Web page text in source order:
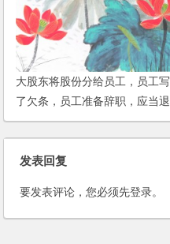
大股东将股份分给员工，员工写
了欠条，员工准备辞职，应当退
还股份还是偿还债务？
发表回复
要发表评论，您必须先登录。